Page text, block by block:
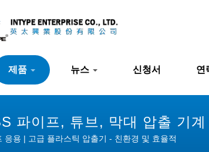
제품 뉴스 신청서 연
파이프, 튜브, 막대 압출 기
출기 | INTYPE
응용 | 고급 플라스틱 압출기 - 친환경 및 효율적